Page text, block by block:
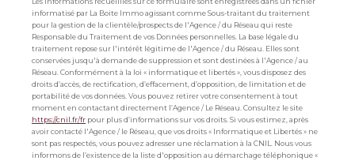
informatisé par La Boite Immo agissant comme Sous-traitant du traitement
pour la gestion de la clientèle/prospects de l'Agence / du Réseau qui reste
Responsable du Traitement de vos Données personnelles. La base légale du
traitement repose sur l'intérêt légitime de l'Agence / du Réseau. Elles sont
conservées jusqu'à demande de suppression et sont destinées à l'Agence / au
Réseau. Conformément à la loi « informatique et libertés », vous disposez des
droits d’accès, de rectification, d’effacement, d’opposition, de limitation et de
portabilité de vos données. Vous pouvez retirer votre consentement à tout
moment en contactant directement l’Agence / Le Réseau. Consultez le site
https://cnil.fr/fr pour plus d’informations sur vos droits. Si vous estimez, après
avoir contacté l'Agence / le Réseau, que vos droits « Informatique et Libertés » ne
sont pas respectés, vous pouvez adresser une réclamation à la CNIL. Nous vous
informons de l’existence de la liste d'opposition au démarchage téléphonique «